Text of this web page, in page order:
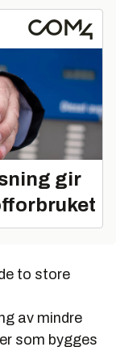
gir
to store
av mindre
som bygges